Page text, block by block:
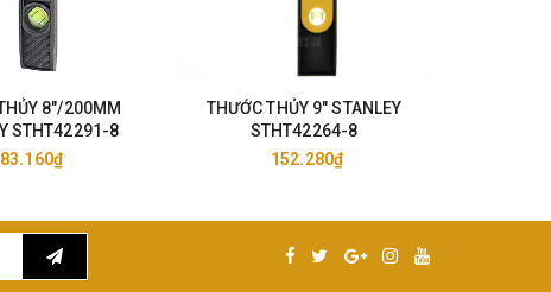
8"/200MM
STHT42291-8
83.160₫
THƯỚC THỦY 9" STANLEY
STHT42264-8
152.280₫